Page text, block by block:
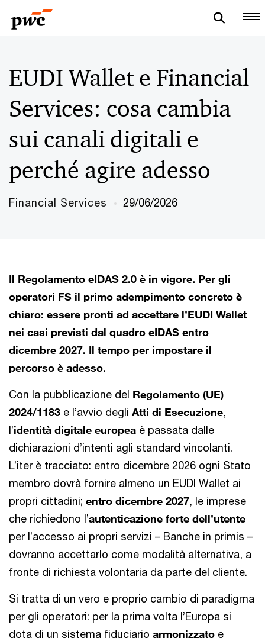
EUDI Wallet e Financial
Services: cosa cambia
sui canali digitali e
perché agire adesso
Financial Services 29/06/2026
Il Regolamento eIDAS 2.0 è in vigore. Per gli
operatori FS il primo adempimento concreto è
chiaro: essere pronti ad accettare l’EUDI Wallet
nei casi previsti dal quadro eIDAS entro
dicembre 2027. Il tempo per impostare il
percorso è adesso.
Con la pubblicazione del Regolamento (UE)
2024/1183 e l’avvio degli Atti di Esecuzione,
l’identità digitale europea è passata dalle
dichiarazioni d’intenti agli standard vincolanti.
L’iter è tracciato: entro dicembre 2026 ogni Stato
membro dovrà fornire almeno un EUDI Wallet ai
propri cittadini; entro dicembre 2027, le imprese
che richiedono l’autenticazione forte dell’utente
per l’accesso ai propri servizi – Banche in primis –
dovranno accettarlo come modalità alternativa, a
fronte di richiesta volontaria da parte del cliente.
Si tratta di un vero e proprio cambio di paradigma
per gli operatori: per la prima volta l’Europa si
dota di un sistema fiduciario armonizzato e